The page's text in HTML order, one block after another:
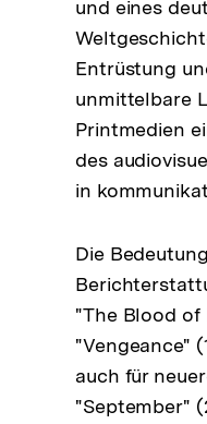
und eines
Entrüstung
unmittelbare
Printmedien
des
in
Die
"The Blood of
"Vengeance"
auch für
"September"